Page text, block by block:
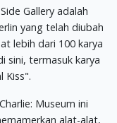
Gallery adalah
yang telah diubah
lebih dari 100 karya
sini, termasuk karya
Kiss".
Museum ini
alat-alat,